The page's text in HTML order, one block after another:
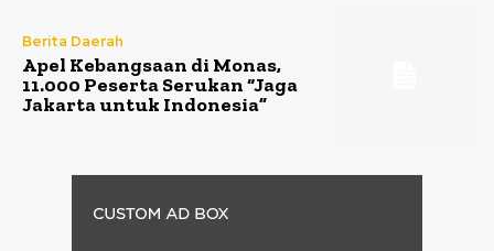
Berita Daerah
Apel Kebangsaan di Monas,
11.000 Peserta Serukan “Jaga
Jakarta untuk Indonesia”